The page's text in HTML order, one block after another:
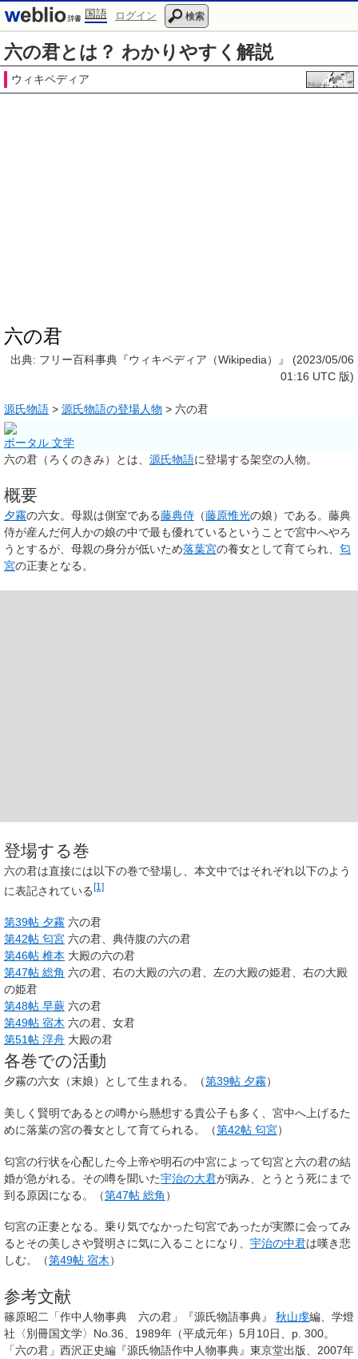
国語 ログイン 検索
六の君とは？ わかりやすく解説
ウィキペディア
六の君
出典: フリー百科事典『ウィキペディア（Wikipedia）』 (2023/05/06
01:16 UTC 版)
源氏物語 > 源氏物語の登場人物 > 六の君
ポータル 文学
六の君 （ろくのきみ）とは、 源氏物語に登場する架空の人物。
概要
夕霧の六女。母親は側室である藤典侍 （藤原惟光の娘）である。藤典
侍が産んだ何人かの娘の中で最も優れているということで宮中へやろ
うとするが、母親の身分が低いため落葉宮の養女として育てられ、 匂
宮の正妻となる。
登場する巻
六の君は直接には以下の巻で登場し、本文中ではそれぞれ以下のよう
に表記されている [1]
第39帖 夕霧 六の君
第42帖 匂宮 六の君、典侍腹の六の君
第46帖 椎本 大殿の六の君
第47帖 総角 六の君、右の大殿の六の君、左の大殿の姫君、右の大殿
の姫君
第48帖 早蕨 六の君
第49帖 宿木 六の君、女君
第51帖 浮舟 大殿の君
各巻での活動
夕霧の六女（末娘）として生まれる。（第39帖 夕霧）
美しく賢明であるとの噂から懸想する貴公子も多く、宮中へ上げるた
めに落葉の宮の養女として育てられる。（第42帖 匂宮）
匂宮の行状を心配した今上帝や明石の中宮によって匂宮と六の君の結
婚が急がれる。その噂を聞いた宇治の大君が病み、とうとう死にまで
到る原因になる。（第47帖 総角 ）
匂宮の正妻となる。乗り気でなかった匂宮であったが実際に会ってみ
るとその美しさや賢明さに気に入ることになり、 宇治の中君は嘆き悲
しむ。（第49帖 宿木）
参考文献
篠原昭二「作中人物事典 六の君」『源氏物語事典』 秋山虔編、学燈
社〈別冊国文学〉No.36、1989年（平成元年）5月10日、p. 300。
「六の君」西沢正史編『源氏物語作中人物事典』東京堂出版、2007年